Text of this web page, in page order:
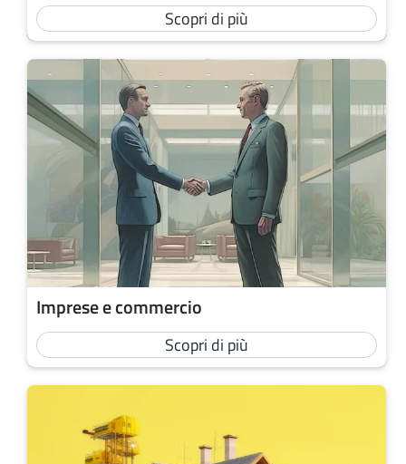
Scopri di più
Imprese e commercio
Scopri di più